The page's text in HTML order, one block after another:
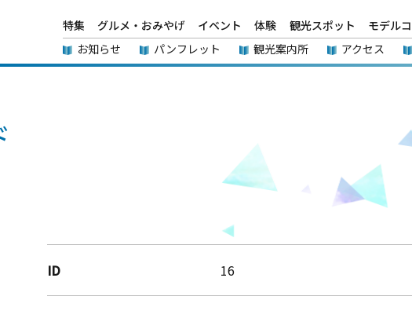
特集 グルメ・おみやげ イベント 体験 観光スポット モデル
お知らせ
パンフレット 観光案内所 アクセス
ID 16